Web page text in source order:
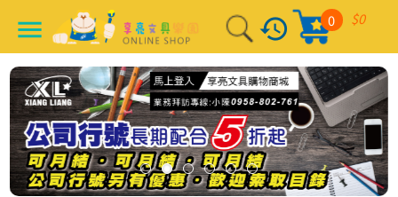
menu history $0
0